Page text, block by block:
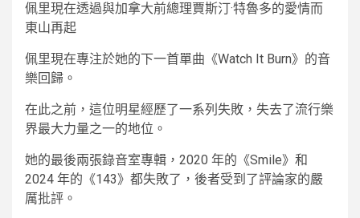
佩里現在透過與加拿大前總理賈斯汀·特魯多的愛情而
東山再起
佩里現在專注於她的下一首單曲《Watch It Burn》的音
樂回歸。
在此之前，這位明星經歷了一系列失敗，失去了流行樂
界最大力量之一的地位。
她的最後兩張錄音室專輯，2020 年的《Smile》和
2024 年的《143》都失敗了，後者受到了評論家的嚴
厲批評。